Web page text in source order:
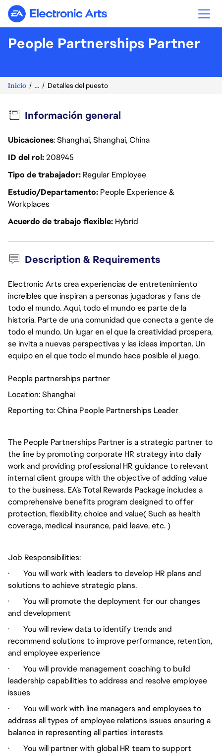
Electronic Arts
People Partnerships Partner
Inicio ... Detalles del puesto
Información general
Ubicaciones: Shanghai, Shanghai, China
ID del rol208945
Tipo de trabajador Regular Employee
Estudio/Departamento People Experience &
Workplaces
Acuerdo de trabajo flexible Hybrid
Description & Requirements
Electronic Arts crea experiencias de entretenimiento
increíbles que inspiran a personas jugadoras y fans de
todo el mundo. Aquí, todo el mundo es parte de la
historia. Parte de una comunidad que conecta a gente de
todo el mundo. Un lugar en el que la creatividad prospera,
se invita a nuevas perspectivas y las ideas importan. Un
equipo en el que todo el mundo hace posible el juego.
People partnerships partner
Location: Shanghai
Reporting to: China People Partnerships Leader
The People Partnerships Partner is a strategic partner to
the line by promoting corporate HR strategy into daily
work and providing professional HR guidance to relevant
internal client groups with the objective of adding value
to the business. EA’s Total Rewards Package includes a
comprehensive benefits program designed to offer
protection, flexibility, choice and value( Such as health
coverage, medical insurance, paid leave, etc. )
Job Responsibilities:
· You will work with leaders to develop HR plans and
solutions to achieve strategic plans.
· You will promote the deployment for our changes
and development
· You will review data to identify trends and
recommend solutions to improve performance, retention,
and employee experience
· You will provide management coaching to build
leadership capabilities to address and resolve employee
issues
· You will work with line managers and employees to
address all types of employee relations issues ensuring a
balance in representing all parties' interests
· You will partner with global HR team to support